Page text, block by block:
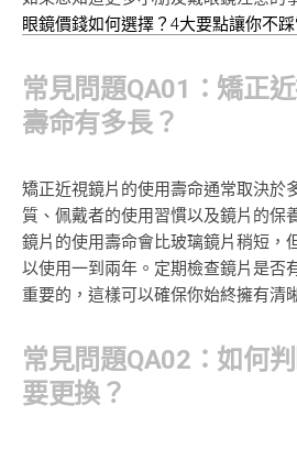
眼鏡價錢如何選擇？4大要點讓你不
常見問題QA01：矯正
壽命有多長？
矯正近視鏡片的使用壽命通常取決於
質、佩戴者的使用習慣以及鏡片的保
鏡片的使用壽命會比玻璃鏡片稍短，
以使用一到兩年。定期檢查鏡片是否
重要的，這樣可以確保你始終擁有清
常見問題QA02：如何
要更換？